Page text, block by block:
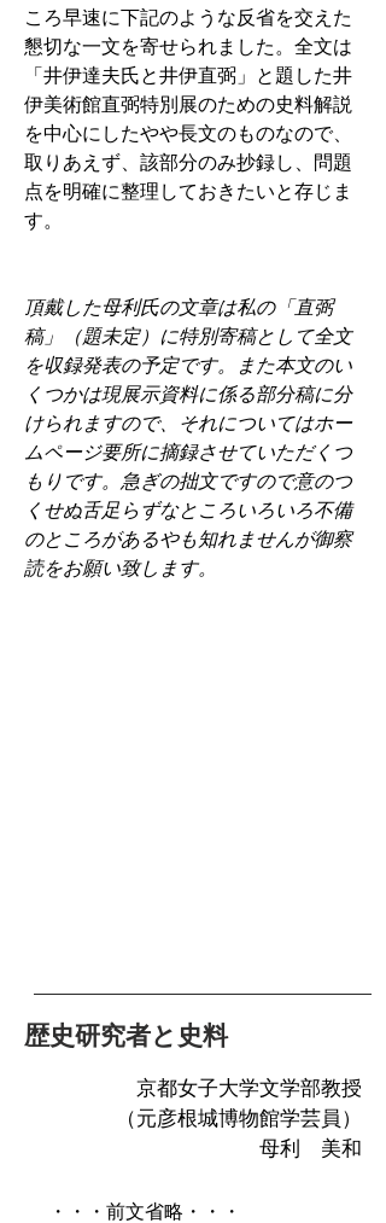
ころ早速に下記のような反省を交えた
懇切な一文を寄せられました。全文は
「井伊達夫氏と井伊直弼」と題した井
伊美術館直弼特別展のための史料解説
を中心にしたやや長文のものなので、
取りあえず、該部分のみ抄録し、問題
点を明確に整理しておきたいと存じま
す。
頂戴した母利氏の文章は私の「直弼
稿」（題未定）に特別寄稿として全文
を収録発表の予定です。また本文のい
くつかは現展示資料に係る部分稿に分
けられますので、それについてはホー
ムページ要所に摘録させていただくつ
もりです。急ぎの拙文ですので意のつ
くせぬ舌足らずなところいろいろ不備
のところがあるやも知れませんが御察
読をお願い致します。
歴史研究者と史料
京都女子大学文学部教授
（元彦根城博物館学芸員）
母利 美和
・・・前文省略・・・